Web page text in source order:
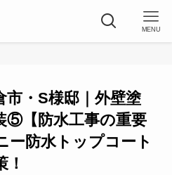
MENU
市・S様邸｜外壁塗
⑤【防水工事の重要
ー防水トップコート